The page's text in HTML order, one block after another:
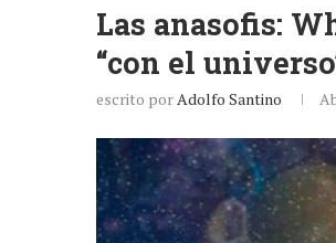
Las anasofis:
“con el
escrito porAdolfo Santino